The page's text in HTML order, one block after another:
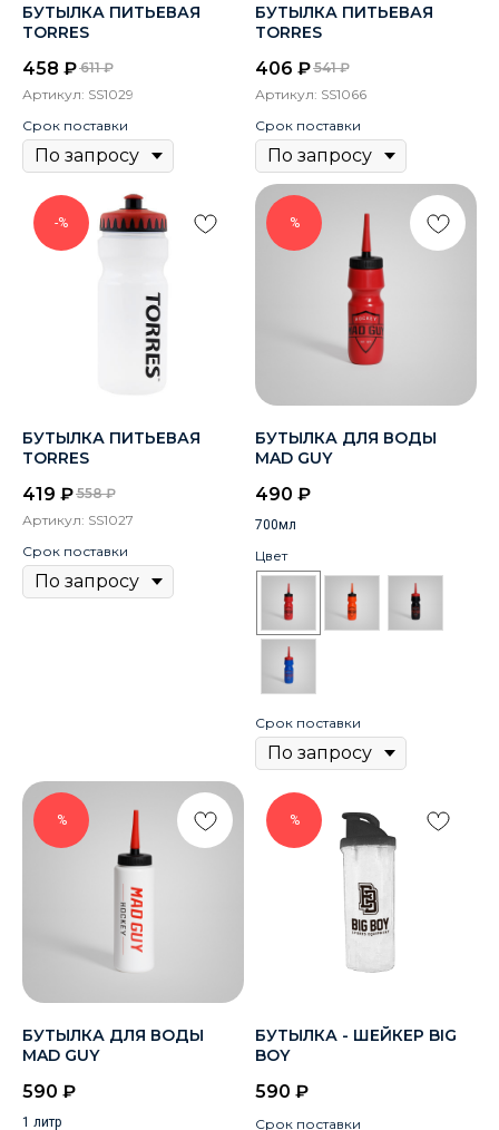
БУТЫЛКА ПИТЬЕВАЯ
TORRES
458 ₽ 611 ₽
Артикул: SS1029
Срок поставки
БУТЫЛКА ПИТЬЕВАЯ
TORRES
406 ₽ 541 ₽
Артикул: SS1066
Срок поставки
-%
БУТЫЛКА ПИТЬЕВАЯ
TORRES
419 ₽ 558 ₽
Артикул: SS1027
Срок поставки
%
БУТЫЛКА ДЛЯ ВОДЫ
MAD GUY
490 ₽
700мл
Цвет
Срок поставки
%
БУТЫЛКА ДЛЯ ВОДЫ
MAD GUY
590 ₽
1 литр
%
БУТЫЛКА - ШЕЙКЕР BIG
BOY
590 ₽
Срок поставки